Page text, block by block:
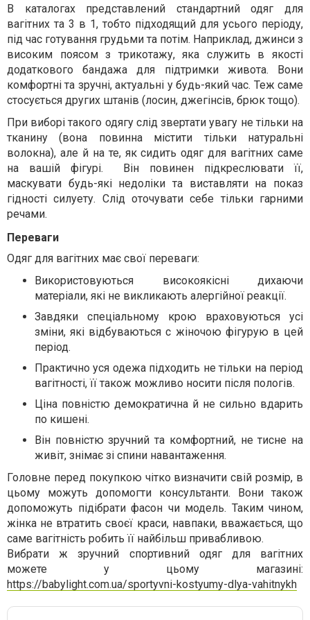
В каталогах представлений стандартний одяг для
вагітних та 3 в 1, тобто підходящий для усього періоду,
під час готування грудьми та потім. Наприклад, джинси з
високим поясом з трикотажу, яка служить в якості
додаткового бандажа для підтримки живота. Вони
комфортні та зручні, актуальні у будь-який час. Теж саме
стосується других штанів (лосин, джегінсів, брюк тощо).
При виборі такого одягу слід звертати увагу не тільки на
тканину (вона повинна містити тільки натуральні
волокна), але й на те, як сидить одяг для вагітних саме
на вашій фігурі.
Він повинен підкреслювати її,
маскувати будь-які недоліки та виставляти на показ
гідності силуету. Слід оточувати себе тільки гарними
речами.
Переваги
Одяг для вагітних має свої переваги:
Використовуються високоякісні дихаючи
матеріали, які не викликають алергійної реакції.
Завдяки спеціальному крою враховуються усі
зміни, які відбуваються с жіночою фігурую в цей
період.
Практично уся одежа підходить не тільки на період
вагітності, її також можливо носити після пологів.
Ціна повністю демократична й не сильно вдарить
по кишені.
Він повністю зручний та комфортний, не тисне на
живіт, знімає зі спини навантаження.
Головне перед покупкою чітко визначити свій розмір, в
цьому можуть допомогти консультанти. Вони також
допоможуть підібрати фасон чи модель. Таким чином,
жінка не втратить своєї краси, навпаки, вважається, що
саме вагітність робить її найбільш привабливою.
Вибрати ж зручний спортивний одяг для вагітних
можете у цьому магазині:
https://babylight.com.ua/sportyvni-kostyumy-dlya-vahitnykh